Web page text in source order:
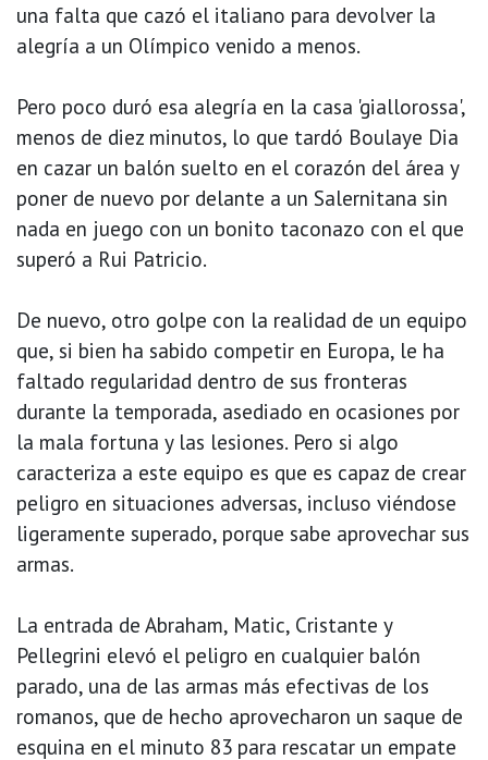
una falta que cazó el italiano para devolver la
alegría a un Olímpico venido a menos.
Pero poco duró esa alegría en la casa 'giallorossa',
menos de diez minutos, lo que tardó Boulaye Dia
en cazar un balón suelto en el corazón del área y
poner de nuevo por delante a un Salernitana sin
nada en juego con un bonito taconazo con el que
superó a Rui Patricio.
De nuevo, otro golpe con la realidad de un equipo
que, si bien ha sabido competir en Europa, le ha
faltado regularidad dentro de sus fronteras
durante la temporada, asediado en ocasiones por
la mala fortuna y las lesiones. Pero si algo
caracteriza a este equipo es que es capaz de crear
peligro en situaciones adversas, incluso viéndose
ligeramente superado, porque sabe aprovechar sus
armas.
La entrada de Abraham, Matic, Cristante y
Pellegrini elevó el peligro en cualquier balón
parado, una de las armas más efectivas de los
romanos, que de hecho aprovecharon un saque de
esquina en el minuto 83 para rescatar un empate